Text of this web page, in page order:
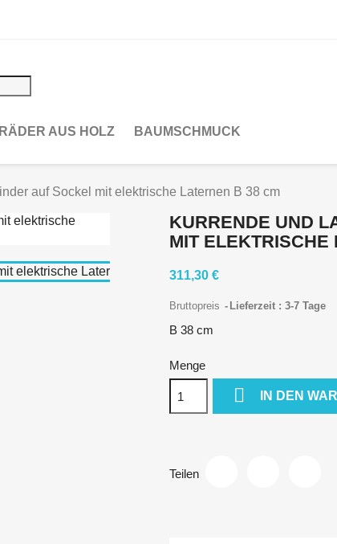
AUS HOLZ BAUMSCHMUCK
auf Sockel mit elektrische Laternen B 38 cm
KURRENDE UND
MIT ELEKTRISCHE
311,30 €
Bruttopreis Lieferzeit : 3-7 Tage
B 38 cm
Menge
 IN DEN
Teilen